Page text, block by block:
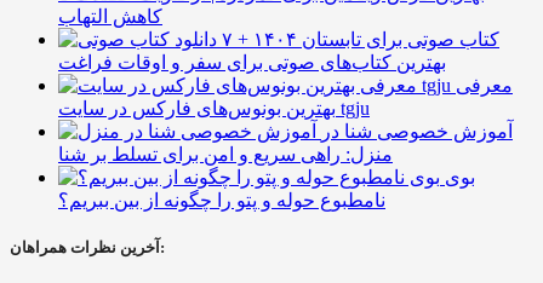
کاهش التهاب
۷ کتاب صوتی برای تابستان ۱۴۰۴ +
بهترین کتاب‌های صوتی برای سفر و اوقات فراغت
معرفی
بهترین بونوس‌های فارکس در سایت tgju
آموزش خصوصی شنا در
منزل: راهی سریع و امن برای تسلط بر شنا
بوی
نامطبوع حوله و پتو را چگونه از بین ببریم؟
آخرین نظرات همراهان: